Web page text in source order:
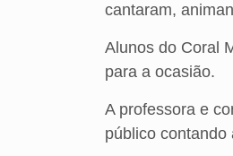
cantaram,
Alunos do Coral
para a ocasião.
A professora e
público contando